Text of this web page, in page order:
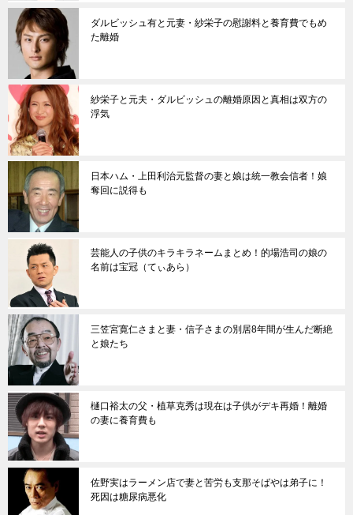
ダルビッシュ有と元妻・紗栄子の慰謝料と養育費でもめ
た離婚
紗栄子と元夫・ダルビッシュの離婚原因と真相は双方の
浮気
日本ハム・上田利治元監督の妻と娘は統一教会信者！娘
奪回に説得も
芸能人の子供のキラキラネームまとめ！的場浩司の娘の
名前は宝冠（てぃあら）
三笠宮寛仁さまと妻・信子さまの別居8年間が生んだ断絶
と娘たち
樋口裕太の父・植草克秀は現在は子供がデキ再婚！離婚
の妻に養育費も
佐野実はラーメン店で妻と苦労も支那そばやは弟子に！
死因は糖尿病悪化